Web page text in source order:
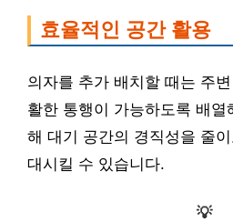
효율적인 공간 활용
의자를 추가 배치할 때는 주
활한 통행이 가능하도록 배열
해 대기 공간의 경직성을 줄
대시킬 수 있습니다.
💡